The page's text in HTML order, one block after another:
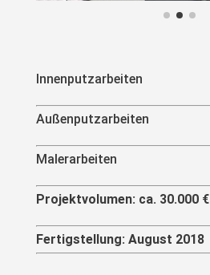
Innenputzarbeiten
Außenputzarbeiten
Malerarbeiten
Projektvolumen: ca. 30.000 €
Fertigstellung: August 2018